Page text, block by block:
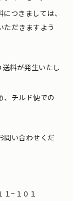
つきましては、
ただきますよう
料が発生いたし
、チルド便での
問い合わせくだ
−１０１